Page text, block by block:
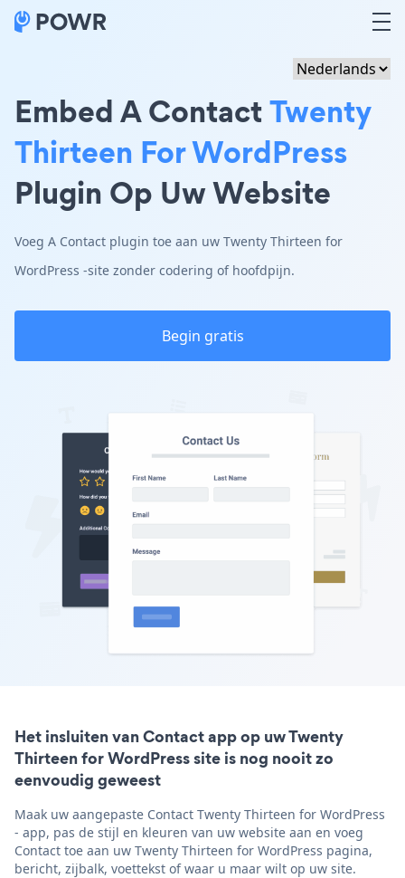
Embed A ContactTwenty
Thirteen For WordPress
Plugin Op Uw Website
Voeg A Contact plugin toe aan uw Twenty Thirteen for
WordPress -site zonder codering of hoofdpijn.
Begin gratis
Het insluiten van Contact app op uw Twenty
Thirteen for WordPress site is nog nooit zo
eenvoudig geweest
Maak uw aangepaste Contact Twenty Thirteen for WordPress
- app, pas de stijl en kleuren van uw website aan en voeg
Contact toe aan uw Twenty Thirteen for WordPress pagina,
bericht, zijbalk, voettekst of waar u maar wilt op uw site.